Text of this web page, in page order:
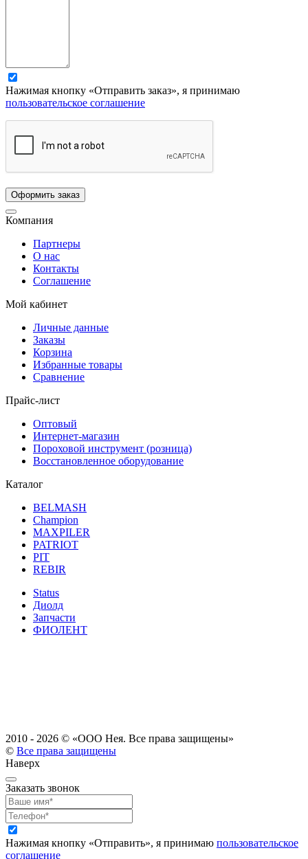
Нажимая кнопку «Отправить заказ», я принимаю
пользовательское соглашение
Компания
Партнеры
О нас
Контакты
Соглашение
Мой кабинет
Личные данные
Заказы
Корзина
Избранные товары
Сравнение
Прайс-лист
Оптовый
Интернет-магазин
Пороховой инструмент (розница)
Восстановленное оборудование
Каталог
BELMASH
Champion
MAXPILER
PATRIOT
PIT
REBIR
Status
Диолд
Запчасти
ФИОЛЕНТ
2010 - 2026 © «ООО Нея. Все права защищены»
© Все права защищены
Наверх
Заказать звонок
Нажимая кнопку «Отправить», я принимаю пользовательское
соглашение